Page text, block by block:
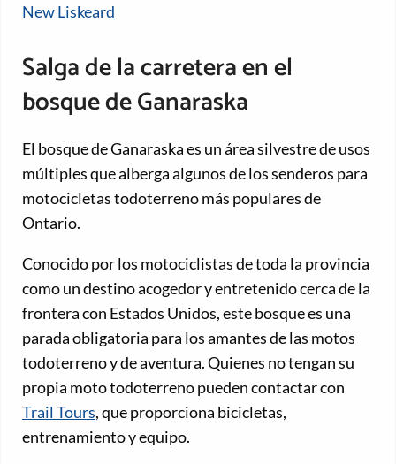
New Liskeard
Salga de la carretera en el
bosque de Ganaraska
El bosque de Ganaraska es un área silvestre de usos
múltiples que alberga algunos de los senderos para
motocicletas todoterreno más populares de
Ontario.
Conocido por los motociclistas de toda la provincia
como un destino acogedor y entretenido cerca de la
frontera con Estados Unidos, este bosque es una
parada obligatoria para los amantes de las motos
todoterreno y de aventura. Quienes no tengan su
propia moto todoterreno pueden contactar con
Trail Tours, que proporciona bicicletas,
entrenamiento y equipo.